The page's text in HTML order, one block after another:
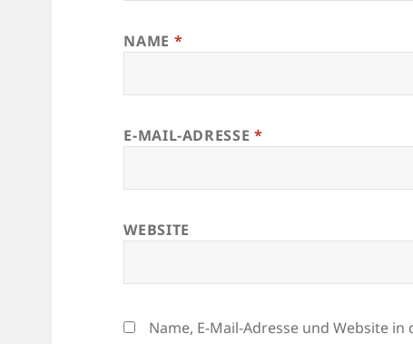
NAME *
E-MAIL-ADRESSE *
WEBSITE
Name, E-Mail-Adresse und Website